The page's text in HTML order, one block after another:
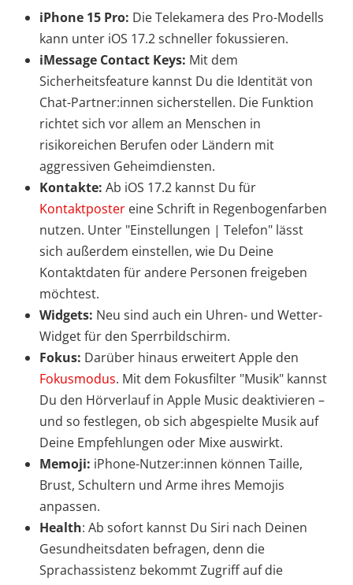
iPhone 15 Pro: Die Telekamera des Pro-Modells
kann unter iOS 17.2 schneller fokussieren.
iMessage Contact Keys: Mit dem
Sicherheitsfeature kannst Du die Identität von
Chat-Partner:innen sicherstellen. Die Funktion
richtet sich vor allem an Menschen in
risikoreichen Berufen oder Ländern mit
aggressiven Geheimdiensten.
Kontakte: Ab iOS 17.2 kannst Du für
Kontaktposter eine Schrift in Regenbogenfarben
nutzen. Unter "Einstellungen | Telefon" lässt
sich außerdem einstellen, wie Du Deine
Kontaktdaten für andere Personen freigeben
möchtest.
Widgets: Neu sind auch ein Uhren- und Wetter-
Widget für den Sperrbildschirm.
Fokus: Darüber hinaus erweitert Apple den
Fokusmodus. Mit dem Fokusfilter "Musik" kannst
Du den Hörverlauf in Apple Music deaktivieren –
und so festlegen, ob sich abgespielte Musik auf
Deine Empfehlungen oder Mixe auswirkt.
Memoji: iPhone-Nutzer:innen können Taille,
Brust, Schultern und Arme ihres Memojis
anpassen.
Health: Ab sofort kannst Du Siri nach Deinen
Gesundheitsdaten befragen, denn die
Sprachassistenz bekommt Zugriff auf die